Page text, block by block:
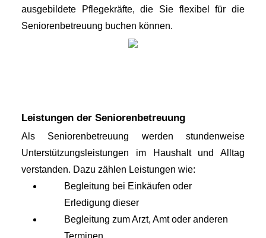
ausgebildete Pflegekräfte, die Sie flexibel für die
Seniorenbetreuung buchen können.
Leistungen der Seniorenbetreuung
Als Seniorenbetreuung werden stundenweise
Unterstützungsleistungen im Haushalt und Alltag
verstanden. Dazu zählen Leistungen wie:
Begleitung bei Einkäufen oder
Erledigung dieser
Begleitung zum Arzt, Amt oder anderen
Terminen